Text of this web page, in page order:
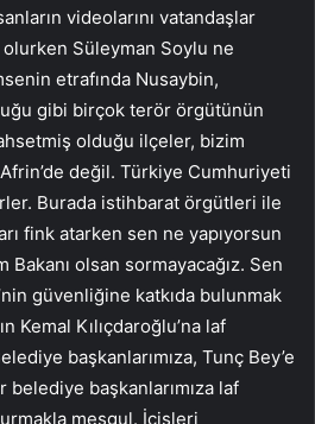
videolarını vatandaşlar
olurken Süleyman Soylu ne
etrafında Nusaybin,
gibi birçok terör örgütünün
olduğu ilçeler, bizim
değil. Türkiye Cumhuriyeti
Burada istihbarat örgütleri ile
fink atarken sen ne yapıyorsun
olsan sormayacağız. Sen
güvenliğine katkıda bulunmak
Kemal Kılıçdaroğlu’na laf
başkanlarımıza, Tunç Bey’e
belediye başkanlarımıza laf
meşgul. İçişleri